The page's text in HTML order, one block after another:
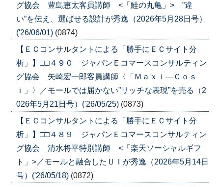
グ協会 豊島恵太客員講師 <「鮭の丸亀」> ”違
い”を伝え、選ばせる設計が秀逸（2026年5月28日号）
('26/06/01) (0874)
【ＥＣコンサルタントによる「勝手にＥＣサイト分
析」】□□４９０ ジャパンＥコマースコンサルティン
グ協会 矢崎宏一郎客員講師〈「Ｍａｘｉ―Ｃｏｓ
ｉ」〉／モールでは届かない”リッチな表現”を売る（2
026年5月21日号）('26/05/25) (0873)
【ＥＣコンサルタントによる「勝手にＥＣサイト分
析」】□□４８９ ジャパンＥコマースコンサルティン
グ協会 清水将平特別講師 <「楽天ソーシャルギフ
ト」>／モールと融合したＵＩが秀逸（2026年5月14日
号）('26/05/18) (0872)